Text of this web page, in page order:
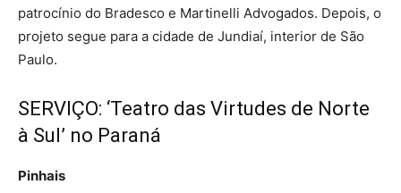
patrocínio do Bradesco e Martinelli Advogados. Depois, o
projeto segue para a cidade de Jundiaí, interior de São
Paulo.
SERVIÇO: ‘Teatro das Virtudes de Norte
à Sul’ no Paraná
Pinhais